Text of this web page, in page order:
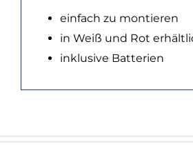
einfach zu montieren
in Weiß und Rot
inklusive Batterien